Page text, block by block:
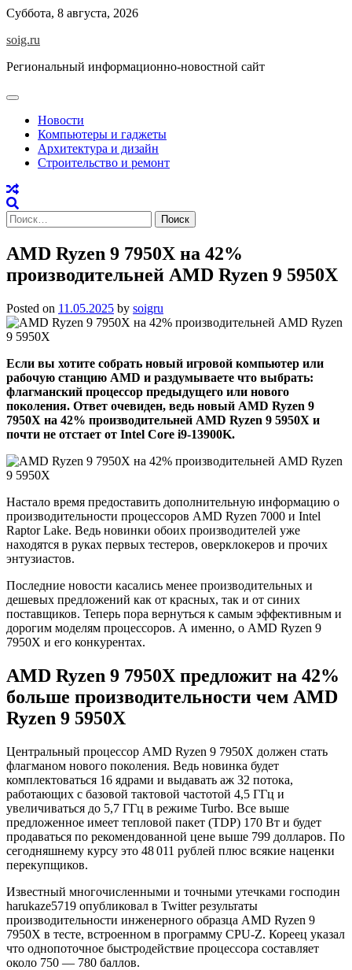
Skip
content
Суббота, 8 августа, 2026
soig.ru
Региональный информационно-новостной сайт
Новости
Компьютеры и гаджеты
Архитектура и дизайн
Строительство и ремонт
Найти:
AMD Ryzen 9 7950X на 42%
производительней AMD Ryzen 9 5950X
Posted on 11.05.2025 by soigru
Если вы хотите собрать новый игровой компьютер или
рабочую станцию AMD и раздумываете что выбрать:
флагманский процессор предыдущего или нового
поколения. Ответ очевиден, ведь новый AMD Ryzen 9
7950X на 42% производительней AMD Ryzen 9 5950X и
почти не отстает от Intel Core i9-13900K.
Настало время предоставить дополнительную информацию о
производительности процессоров AMD Ryzen 7000 и Intel
Raptor Lake. Ведь новинки обоих производителей уже
находятся в руках первых тестеров, оверклокеров и прочих
энтузиастов.
Последние новости касались менее производительных и
дешевых предложений как от красных, так и от синих
поставщиков. Теперь пора вернуться к самым эффективным и
дорогим моделям процессоров. А именно, о AMD Ryzen 9
7950X и его конкурентах.
AMD Ryzen 9 7950X предложит на 42%
больше производительности чем AMD
Ryzen 9 5950X
Центральный процессор AMD Ryzen 9 7950X должен стать
флагманом нового поколения. Ведь новинка будет
комплектоваться 16 ядрами и выдавать аж 32 потока,
работающих с базовой тактовой частотой 4,5 ГГц и
увеличиваться до 5,7 ГГц в режиме Turbo. Все выше
предложенное имеет тепловой пакет (TDP) 170 Вт и будет
продаваться по рекомендованной цене выше 799 долларов. По
сегодняшнему курсу это 48 011 рублей плюс всякие наценки
перекупщиков.
Известный многочисленными и точными утечками господин
harukaze5719 опубликовал в Twitter результаты
производительности инженерного образца AMD Ryzen 9
7950X в тесте, встроенном в программу CPU-Z. Кореец указал
что однопоточное быстродействие процессора составляет
около 750 — 780 баллов.